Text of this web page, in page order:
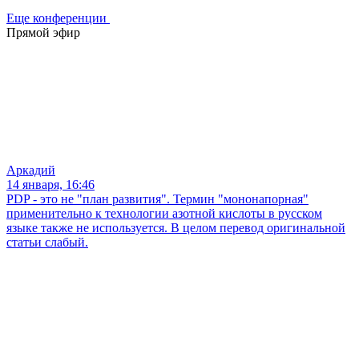
Еще конференции
Прямой эфир
Аркадий
14 января, 16:46
PDP - это не "план развития". Термин "мононапорная"
применительно к технологии азотной кислоты в русском
языке также не используется. В целом перевод оригинальной
статьи слабый.